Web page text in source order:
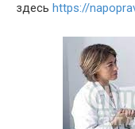
здесь https://